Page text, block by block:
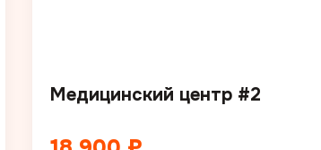
Медицинский центр #2